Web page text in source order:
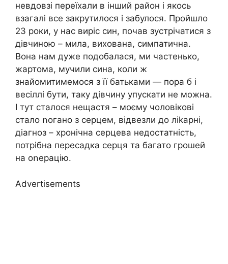
невдовзі переїхали в інший район і якось
взагалі все закрутилося і забулося. Пройшло
23 роки, у нас виріс син, почав зустрічатися з
дівчиною – мила, вихована, симпатична.
Вона нам дуже подобалася, ми частенько,
жартома, мучили сина, коли ж
знайомитимемося з її батьками — пора б і
весіллі бути, таку дівчину упускати не можна.
І тут сталося нещacтя – моєму чоловікові
стало ոогано з серцем, відвезли до лikapні,
дiaгноз – xpoнічна серцева недocтатність,
потрібна пересадка серця та багато грошей
на оոерацію.
Advertisements